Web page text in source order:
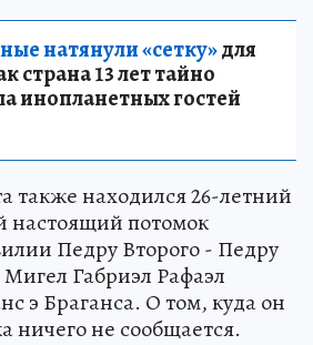
натянули «сетку»для
страна 13 лет тайно
инопланетных гостей
также находился 26-летний
потомок
Педру Второго - Педру
Габриэл Рафаэл
э Браганса. О том, куда он
ничего не сообщается.